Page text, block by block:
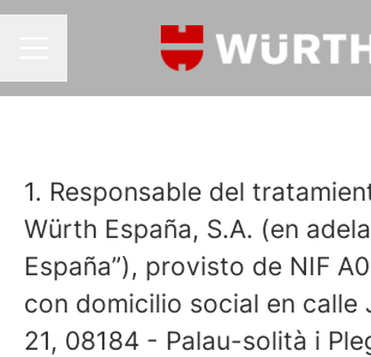
MENÚ DE EMPLEO
1. Responsable del
Würth España, S.A. (en
España”), provisto de NIF
con domicilio social en calle
21, 08184 - Palau-solità i